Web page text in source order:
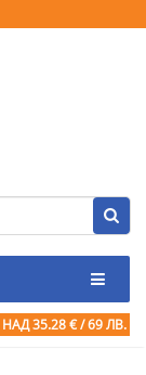
НАД 35.28 € / 69 ЛВ.